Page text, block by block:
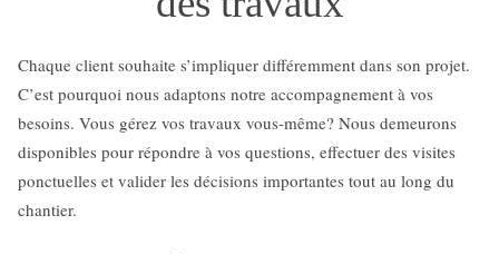
Chaque client souhaite s’impliquer différemment dans son projet.
C’est pourquoi nous adaptons notre accompagnement à vos
besoins. Vous gérez vos travaux vous-même? Nous demeurons
disponibles pour répondre à vos questions, effectuer des visites
ponctuelles et valider les décisions importantes tout au long du
chantier.